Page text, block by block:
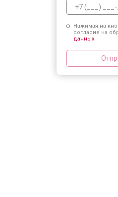
Нажимая на
согласие на
данных.